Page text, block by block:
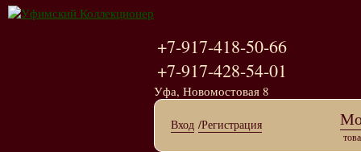
+7-917-418-50-66
+7-917-428-54-01
Уфа, Новомостовая 8
Вход /Регистрация